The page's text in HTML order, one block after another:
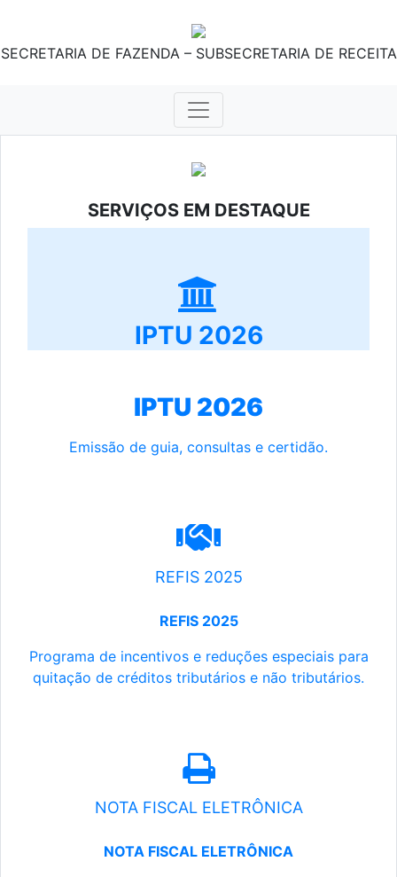
SECRETARIA DE FAZENDA – SUBSECRETARIA DE RECEITA
SERVIÇOS EM DESTAQUE
IPTU 2026
IPTU 2026
Emissão de guia, consultas e certidão.
REFIS 2025
REFIS 2025
Programa de incentivos e reduções especiais para
quitação de créditos tributários e não tributários.
NOTA FISCAL ELETRÔNICA
NOTA FISCAL ELETRÔNICA